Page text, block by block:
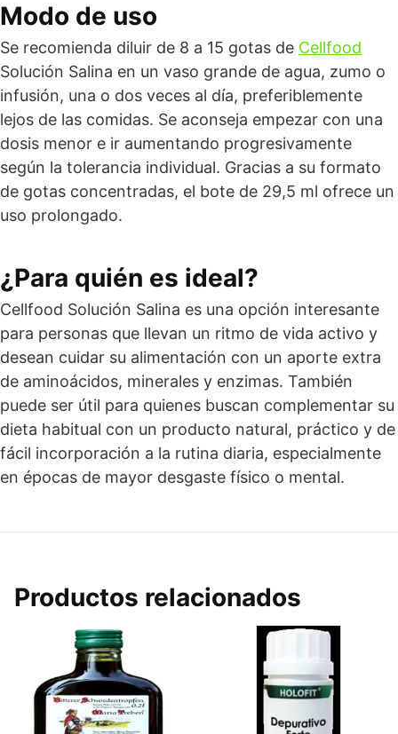
Modo de uso
Se recomienda diluir de 8 a 15 gotas de Cellfood
Solución Salina en un vaso grande de agua, zumo o
infusión, una o dos veces al día, preferiblemente
lejos de las comidas. Se aconseja empezar con una
dosis menor e ir aumentando progresivamente
según la tolerancia individual. Gracias a su formato
de gotas concentradas, el bote de 29,5 ml ofrece un
uso prolongado.
¿Para quién es ideal?
Cellfood Solución Salina es una opción interesante
para personas que llevan un ritmo de vida activo y
desean cuidar su alimentación con un aporte extra
de aminoácidos, minerales y enzimas. También
puede ser útil para quienes buscan complementar su
dieta habitual con un producto natural, práctico y de
fácil incorporación a la rutina diaria, especialmente
en épocas de mayor desgaste físico o mental.
Productos relacionados